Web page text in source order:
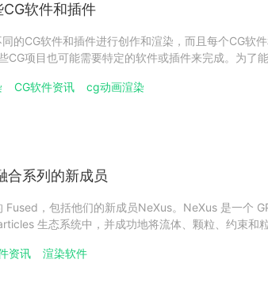
软件和插件
的CG软件和插件进行创作和渲染，而且每个CG软
CG项目也可能需要特定的软件或插件来完成。为了
提供更好的创作环境。但每个云渲染平台由于研发团
CG软件资讯 cg动画渲染
合系列的新成员
Fused，包括他们的新成员NeXus。NeXus 是一个
生态系统中，并成功地将流体、颗粒、约束和
资讯 渲染软件